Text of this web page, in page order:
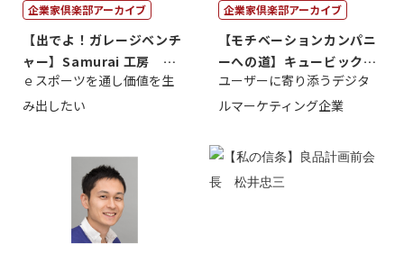
企業家倶楽部アーカイブ
【出でよ！ガレージベンチ
ャー】Samurai 工房 代
表取締...
ｅスポーツを通し価値を生
み出したい
企業家倶楽部アーカイブ
【モチベーションカンパニ
ーへの道】キュービック代
表取締役CE...
ユーザーに寄り添うデジタ
ルマーケティング企業